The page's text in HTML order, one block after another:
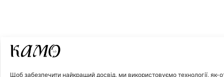
Щоб забезпечити найкращий досвід, ми використовуємо технології, як-